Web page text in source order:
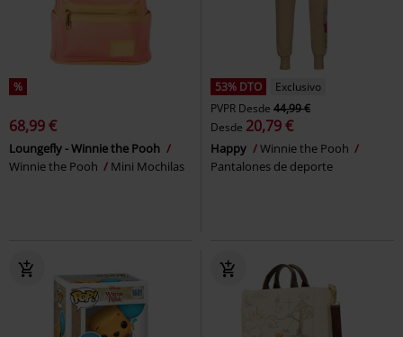
%
68,99 €
Loungefly - Winnie the Pooh
Winnie the Pooh
Mini Mochilas
53% DTO
Exclusivo
PVPR Desde 44,99 €
Desde 20,79 €
Happy
Winnie the Pooh
Pantalones de deporte